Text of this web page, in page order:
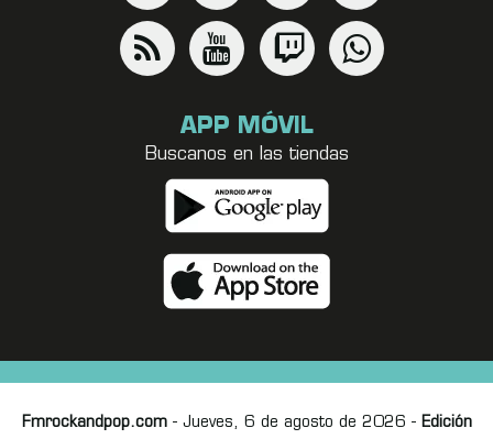
APP MÓVIL
Buscanos en las tiendas
Fmrockandpop.com- Jueves, 6 de agosto de 2026 - Edición